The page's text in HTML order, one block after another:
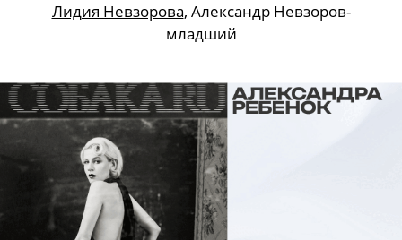
Лидия Невзорова, Александр Невзоров-
младший